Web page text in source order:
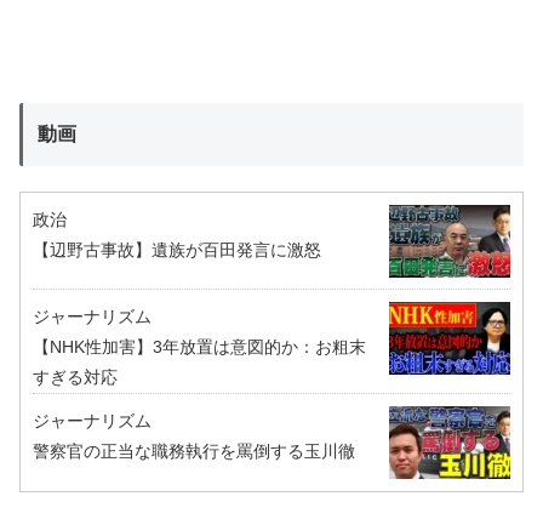
動画
政治
【辺野古事故】遺族が百田発言に激怒
ジャーナリズム
【NHK性加害】3年放置は意図的か：お粗末
すぎる対応
ジャーナリズム
警察官の正当な職務執行を罵倒する玉川徹